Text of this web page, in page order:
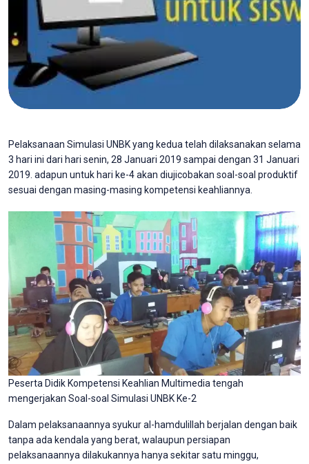
Pelaksanaan Simulasi UNBK yang kedua telah dilaksanakan selama
3 hari ini dari hari senin, 28 Januari 2019 sampai dengan 31 Januari
2019. adapun untuk hari ke-4 akan diujicobakan soal-soal produktif
sesuai dengan masing-masing kompetensi keahliannya.
Peserta Didik Kompetensi Keahlian Multimedia tengah
mengerjakan Soal-soal Simulasi UNBK Ke-2
Dalam pelaksanaannya syukur al-hamdulillah berjalan dengan baik
tanpa ada kendala yang berat, walaupun persiapan
pelaksanaannya dilakukannya hanya sekitar satu minggu,